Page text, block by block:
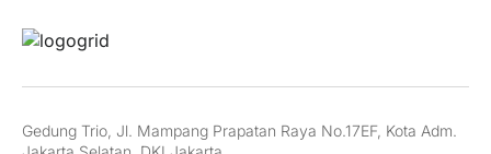
Gedung Trio, Jl. Mampang Prapatan Raya No.17EF, Kota Adm.